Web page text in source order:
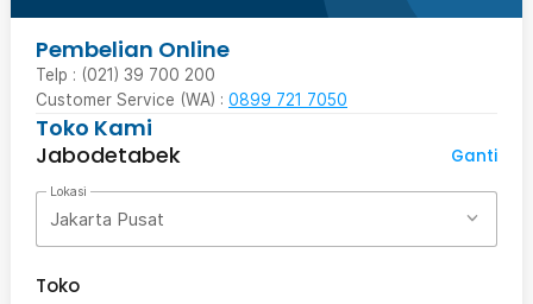
Pembelian Online
Telp : (021) 39 700 200
Customer Service (WA) : 0899 721 7050
Toko Kami
Jabodetabek
Ganti
Lokasi
Jakarta Pusat
Toko